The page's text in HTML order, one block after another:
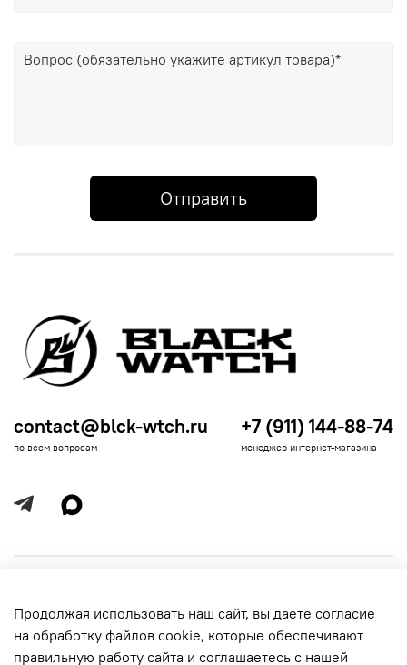
Отправить
Информация для покупателей
contact@blck-wtch.ru
по всем вопросам
+7 (911) 144-88-74
менеджер интернет-магазина
Продолжая использовать наш сайт, вы даете согласие
на обработку файлов cookie, которые обеспечивают
правильную работу сайта и соглашаетесь с нашей
обработки